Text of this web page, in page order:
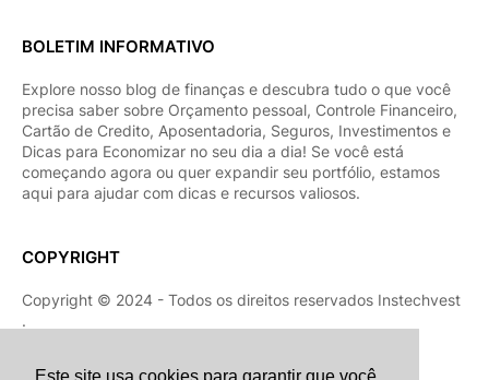
BOLETIM INFORMATIVO
Explore nosso blog de finanças e descubra tudo o que você
precisa saber sobre Orçamento pessoal, Controle Financeiro,
Cartão de Credito, Aposentadoria, Seguros, Investimentos e
Dicas para Economizar no seu dia a dia! Se você está
começando agora ou quer expandir seu portfólio, estamos
aqui para ajudar com dicas e recursos valiosos.
COPYRIGHT
Copyright © 2024 - Todos os direitos reservados Instechvest
.